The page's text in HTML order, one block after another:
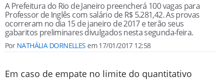
A Prefeitura do Rio de Janeiro preencherá 100 vagas para
Professor de Inglês com salário de R$ 5.281,42. As provas
ocorreram no dia 15 de janeiro de 2017 e terão seus
gabaritos preliminares divulgados nesta segunda-feira.
Por NATHÁLIA DORNELLES em 17/01/2017 12:58
Em caso de empate no limite do quantitativo